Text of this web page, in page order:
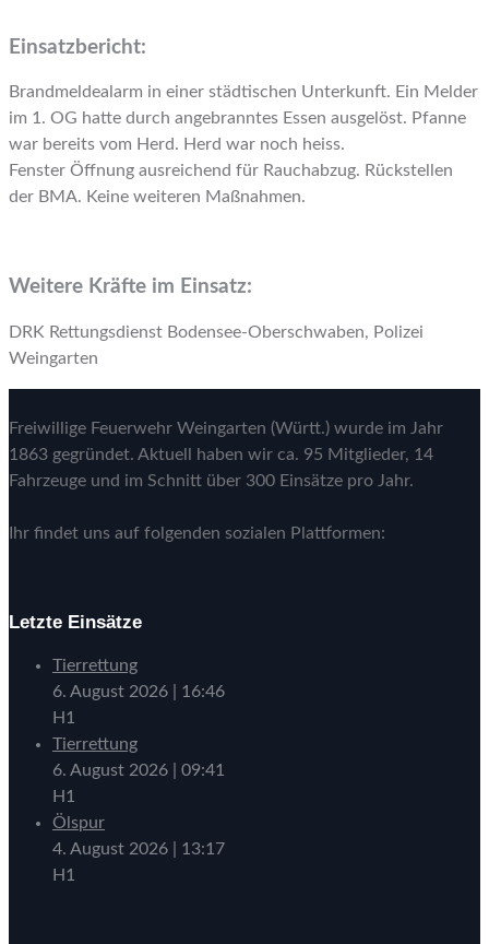
Einsatzbericht:
Brandmeldealarm in einer städtischen Unterkunft. Ein Melder
im 1. OG hatte durch angebranntes Essen ausgelöst. Pfanne
war bereits vom Herd. Herd war noch heiss.
Fenster Öffnung ausreichend für Rauchabzug. Rückstellen
der BMA. Keine weiteren Maßnahmen.
Weitere Kräfte im Einsatz:
DRK Rettungsdienst Bodensee-Oberschwaben, Polizei
Weingarten
Freiwillige Feuerwehr Weingarten (Württ.) wurde im Jahr
1863 gegründet. Aktuell haben wir ca. 95 Mitglieder, 14
Fahrzeuge und im Schnitt über 300 Einsätze pro Jahr.
Ihr findet uns auf folgenden sozialen Plattformen:
Letzte Einsätze
Tierrettung
6. August 2026
16:46
H1
Tierrettung
6. August 2026
09:41
H1
Ölspur
4. August 2026
13:17
H1